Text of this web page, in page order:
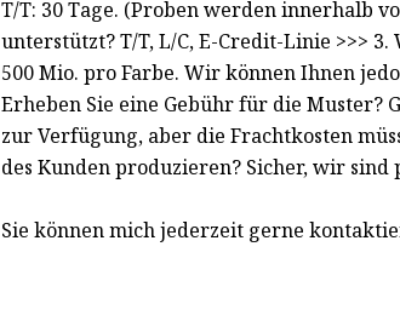
T/T: 30 Tage. (Proben werden innerhalb
unterstützt? T/T, L/C, E-Credit-Linie >>>
500 Mio. pro Farbe. Wir können Ihnen
Erheben Sie eine Gebühr für die
zur Verfügung, aber die Frachtkosten
des Kunden produzieren? Sicher, wir
Sie können mich jederzeit gerne